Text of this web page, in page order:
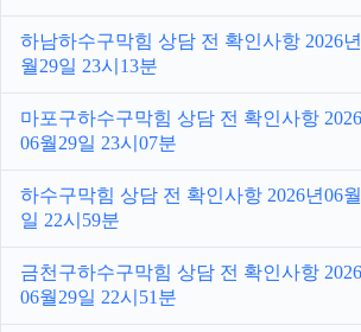
하남하수구막힘 상담 전 확인사항 2026
월29일 23시13분
마포구하수구막힘 상담 전 확인사항
06월29일 23시07분
하수구막힘 상담 전 확인사항 2026년06
일 22시59분
금천구하수구막힘 상담 전 확인사항
06월29일 22시51분